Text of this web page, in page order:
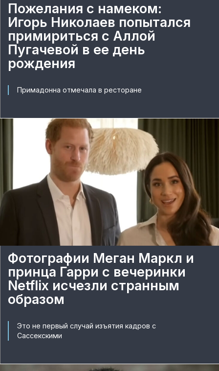
Пожелания с намеком:
Игорь Николаев попытался
примириться с Аллой
Пугачевой в ее день
рождения
Примадонна отмечала в ресторане
Фотографии Меган Маркл и
принца Гарри с вечеринки
Netflix исчезли странным
образом
Это не первый случай изъятия кадров с
Сассекскими